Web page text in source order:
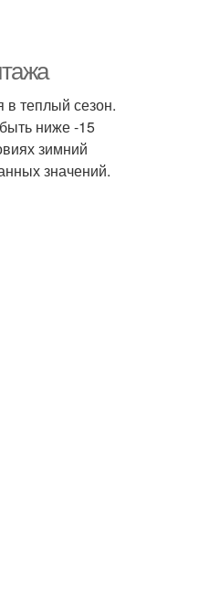
в теплый сезон.
ниже -15
зимний
значений.